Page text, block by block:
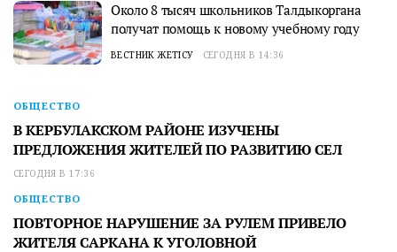
Около 8 тысяч школьников Талдыкоргана
получат помощь к новому учебному году
ВЕСТНИК ЖЕТІСУ СЕГОДНЯ В 14:36
ОБЩЕСТВО
В КЕРБУЛАКСКОМ РАЙОНЕ ИЗУЧЕНЫ
ПРЕДЛОЖЕНИЯ ЖИТЕЛЕЙ ПО РАЗВИТИЮ СЕЛ
СЕГОДНЯ В 17:36
ОБЩЕСТВО
ПОВТОРНОЕ НАРУШЕНИЕ ЗА РУЛЕМ ПРИВЕЛО
ЖИТЕЛЯ САРКАНА К УГОЛОВНОЙ